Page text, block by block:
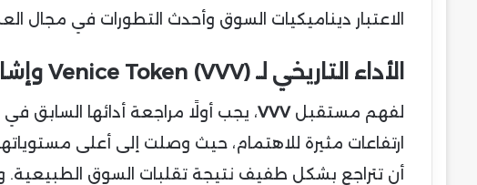
الاعتبار ديناميكيات السوق وأحدث التطورات في مجال
الأداء التاريخي لـ Venice Token (VVV) وإشارات للنمو
لفهم مستقبلVVV، يجب أولًا مراجعة أدائها السابق
ارتفاعات مثيرة للاهتمام، حيث وصلت إلى أعلى
أن تتراجع بشكل طفيف نتيجة تقلبات السوق الطبيعية.